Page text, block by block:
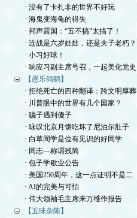
· 没有了卡扎非的世界不好玩
· 海鬼变海龟的得失
· 邦声震国：“五不搞”太搞了！
· 连战是六岁娃娃，还是夫子老朽？
· 小习好球！
· 响应习副主席号召，一起美化党史
【愚乐鸽鹞】
· 拒绝死亡的四种翻译：跨文明厚葬
· 川普眼中的世界有几个国家？
· 骗子遇到傻子
· 咏叹北京月饼吃坏了尼泊尔肚子
· 白草同学是位有见识的好同学
· 同志—称谓残简
· 包子学歇业公告
· 美国250周年，这一点证明不是二
· AI的完美与可怕
· 伟大领袖毛主席来万维作报告
【五味杂陈】